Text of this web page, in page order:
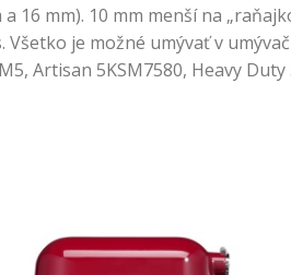
16 mm). 10 mm menší na
je možné umývať v
Artisan 5KSM7580, Heavy